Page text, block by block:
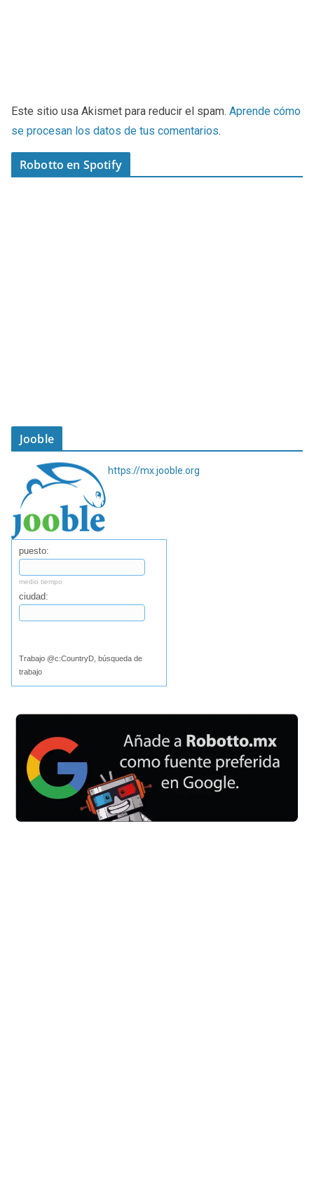
Este sitio usa Akismet para reducir el spam. Aprende cómo
se procesan los datos de tus comentarios.
Robotto en Spotify
Jooble
https://mx.jooble.org
puesto:
medio tiempo
ciudad:
Trabajo @c:CountryD, búsqueda de
trabajo